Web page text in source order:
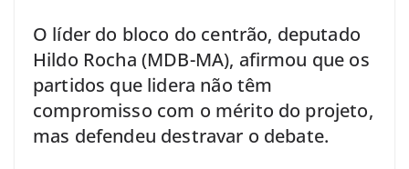
O líder do bloco do centrão, deputado
Hildo Rocha (MDB-MA), afirmou que os
partidos que lidera não têm
compromisso com o mérito do projeto,
mas defendeu destravar o debate.